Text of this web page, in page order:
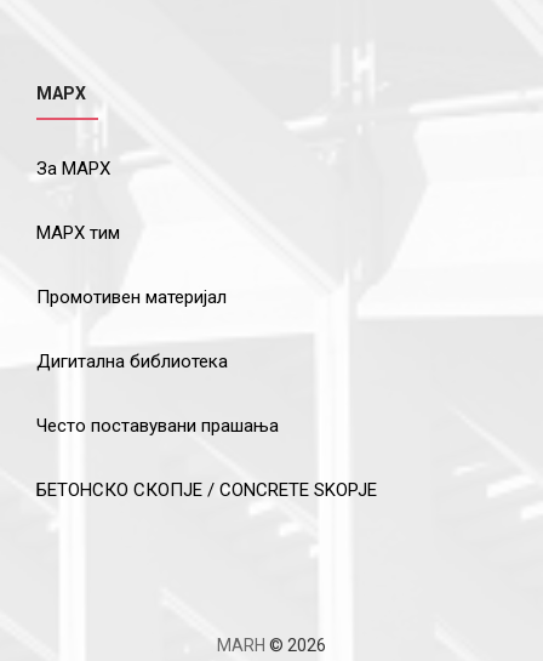
МАРХ
За МАРХ
МАРХ тим
Промотивен материјал
Дигитална библиотека
Често поставувани прашања
БЕТОНСКО СКОПЈЕ / CONCRETE SKOPJE
MARH © 2026